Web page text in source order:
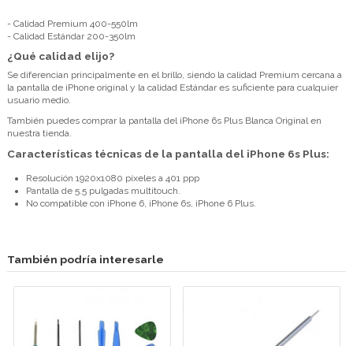
- Calidad Premium 400-550lm
- Calidad Estándar 200-350lm
¿Qué calidad elijo?
Se diferencian principalmente en el brillo, siendo la calidad Premium cercana a
la pantalla de iPhone original y la calidad Estándar es suficiente para cualquier
usuario medio.
También puedes comprar la pantalla del iPhone 6s Plus Blanca Original en
nuestra tienda.
Características técnicas de la pantalla del iPhone 6s Plus:
Resolución 1920x1080 píxeles a 401 ppp
Pantalla de 5.5 pulgadas multitouch.
No compatible con iPhone 6, iPhone 6s, iPhone 6 Plus.
También podría interesarle